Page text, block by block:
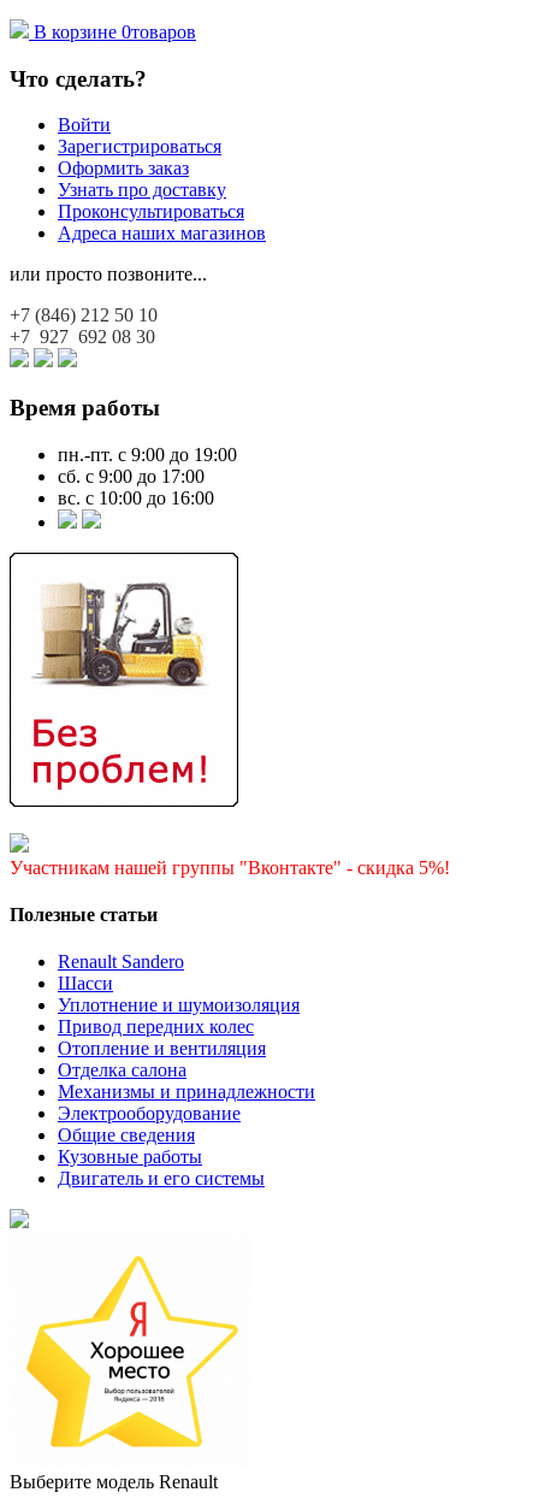
В корзине 0товаров
Что сделать?
Войти
Зарегистрироваться
Оформить заказ
Узнать про доставку
Проконсультироваться
Адреса наших магазинов
или просто позвоните...
+7 (846) 212 50 10
+7 927 692 08 30
Время работы
пн.-пт. с 9:00 до 19:00
сб. с 9:00 до 17:00
вс. с 10:00 до 16:00
Участникам нашей группы "Вконтакте" - скидка 5%!
Полезные статьи
Renault Sandero
Шасси
Уплотнение и шумоизоляция
Привод передних колес
Отопление и вентиляция
Отделка салона
Механизмы и принадлежности
Электрооборудование
Общие сведения
Кузовные работы
Двигатель и его системы
Выберите модель Renault